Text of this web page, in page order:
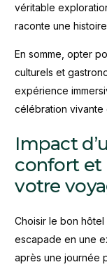
véritable
raconte une
En somme, opter
culturels et
expérience
célébration vivante
Impact
confort et
votre
Choisir le bon
escapade en une
après une journée